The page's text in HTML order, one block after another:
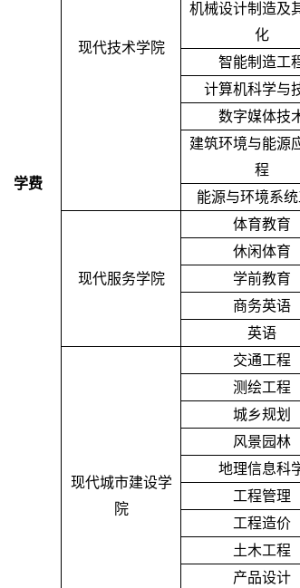
学费
现代技术学院
机械设计制造及
化
智能制造工
计算机科学与
数字媒体技
建筑环境与能源
程
能源与环境系
现代服务学院
体育教育
休闲体育
学前教育
商务英语
英语
现代城市建设学
院
交通工程
测绘工程
城乡规划
风景园林
地理信息科
工程管理
工程造价
土木工程
产品设计